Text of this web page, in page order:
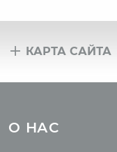
КАРТА САЙТА
Йога-туры с клубом
OUM.RU
О НАС